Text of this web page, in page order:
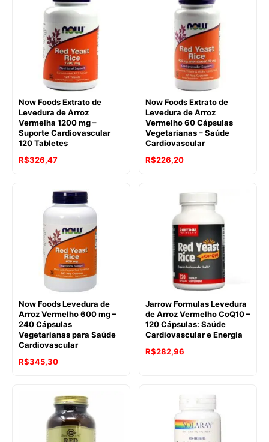
Now Foods Extrato de
Levedura de Arroz
Vermelha 1200 mg –
Suporte Cardiovascular
120 Tabletes
R$326,47
Now Foods Extrato de
Levedura de Arroz
Vermelho 60 Cápsulas
Vegetarianas – Saúde
Cardiovascular
R$226,20
Now Foods Levedura de
Arroz Vermelho 600 mg –
240 Cápsulas
Vegetarianas para Saúde
Cardiovascular
R$345,30
Jarrow Formulas Levedura
de Arroz Vermelho CoQ10 –
120 Cápsulas: Saúde
Cardiovascular e Energia
R$282,96